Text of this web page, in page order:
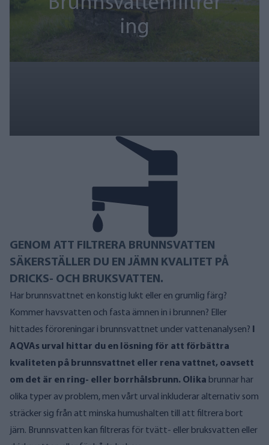
ing
GENOM ATT FILTRERA BRUNNSVATTEN
SÄKERSTÄLLER DU EN JÄMN KVALITET PÅ
DRICKS- OCH BRUKSVATTEN.
Har brunnsvattnet en konstig lukt eller en grumlig färg?
Kommer havsvatten och fasta ämnen in i brunnen? Eller
hittades föroreningar i brunnsvattnet under vattenanalysen?
AQVAs urval hittar du en lösning för att förbättra
kvaliteten på brunnsvattnet eller rena vattnet, oavsett
om det är en ring- eller borrhålsbrunn. Olika brunnar har
olika typer av problem, men vårt urval inkluderar alternativ som
sträcker sig från att minska humushalten till att filtrera bort
järn. Brunnsvatten kan filtreras för tvätt- eller bruksvatten eller